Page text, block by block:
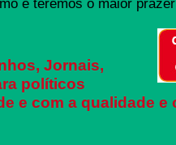
e teremos o maior
Jornais,
políticos
e com a qualidade e